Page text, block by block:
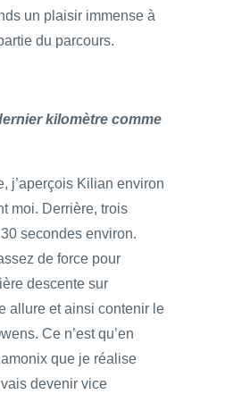
un plaisir immense à
du parcours.
kilomètre comme
j’aperçois Kilian environ
moi. Derrière, trois
secondes environ.
de force pour
descente sur
allure et ainsi contenir le
Ce n’est qu’en
que je réalise
devenir vice